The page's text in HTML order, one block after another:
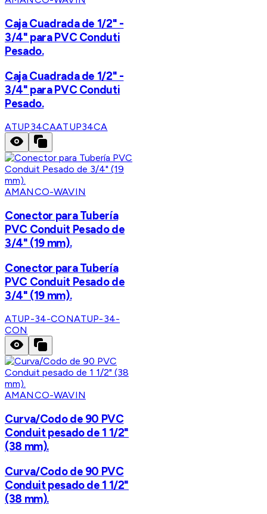
Caja Cuadrada de 1/2" -
3/4" para PVC Conduti
Pesado.
Caja Cuadrada de 1/2" -
3/4" para PVC Conduti
Pesado.
ATUP34CAATUP34CA
AMANCO-WAVIN
Conector para Tubería
PVC Conduit Pesado de
3/4" (19 mm).
Conector para Tubería
PVC Conduit Pesado de
3/4" (19 mm).
ATUP-34-CONATUP-34-
CON
AMANCO-WAVIN
Curva/Codo de 90 PVC
Conduit pesado de 1 1/2"
(38 mm).
Curva/Codo de 90 PVC
Conduit pesado de 1 1/2"
(38 mm).